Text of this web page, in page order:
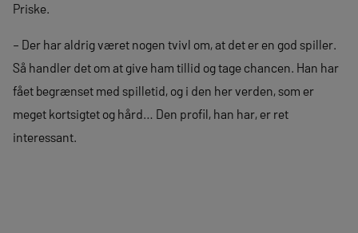
Priske.
– Der har aldrig været nogen tvivl om, at det er en god spiller.
Så handler det om at give ham tillid og tage chancen. Han har
fået begrænset med spilletid, og i den her verden, som er
meget kortsigtet og hård… Den profil, han har, er ret
interessant.